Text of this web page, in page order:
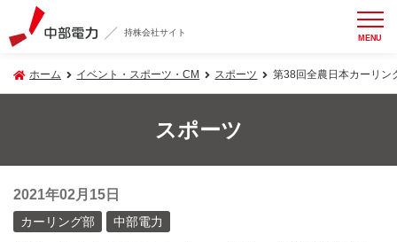
持株会社サイト MENU
ホーム イベント・スポーツ・CM スポーツ 第38回全農日本カーリン
スポーツ
2021年02月15日
カーリング部 中部電力